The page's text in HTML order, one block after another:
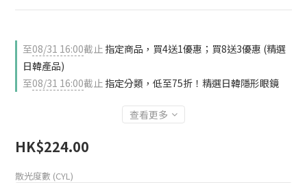
至08/31 16:00截止 指定商品，買4送1優惠；買8送3優惠 (精選
日韓產品)
至08/31 16:00截止 指定分類，低至75折！精選日韓隱形眼鏡
查看更多
HK$224.00
散光度數 (CYL)